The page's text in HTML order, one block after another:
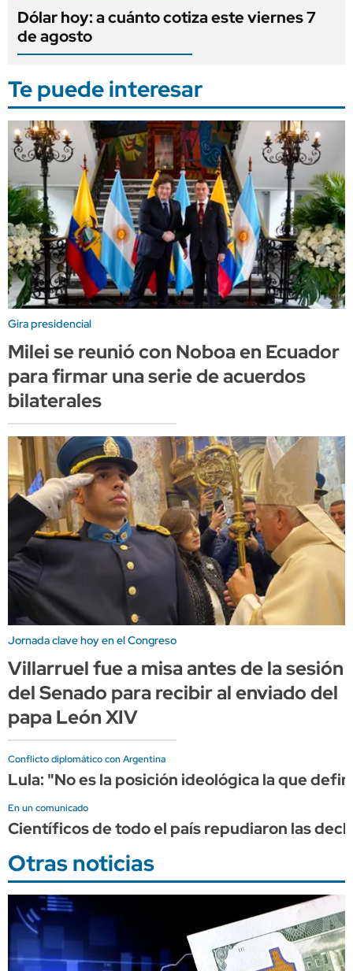
Dólar hoy: a cuánto cotiza este viernes 7
de agosto
Te puede interesar
Gira presidencial
Milei se reunió con Noboa en Ecuador
para firmar una serie de acuerdos
bilaterales
Jornada clave hoy en el Congreso
Villarruel fue a misa antes de la sesión
del Senado para recibir al enviado del
papa León XIV
Conflicto diplomático con Argentina
Lula: "No es la posición ideológica la que
En un comunicado
Científicos de todo el país repudiaron las
Otras noticias